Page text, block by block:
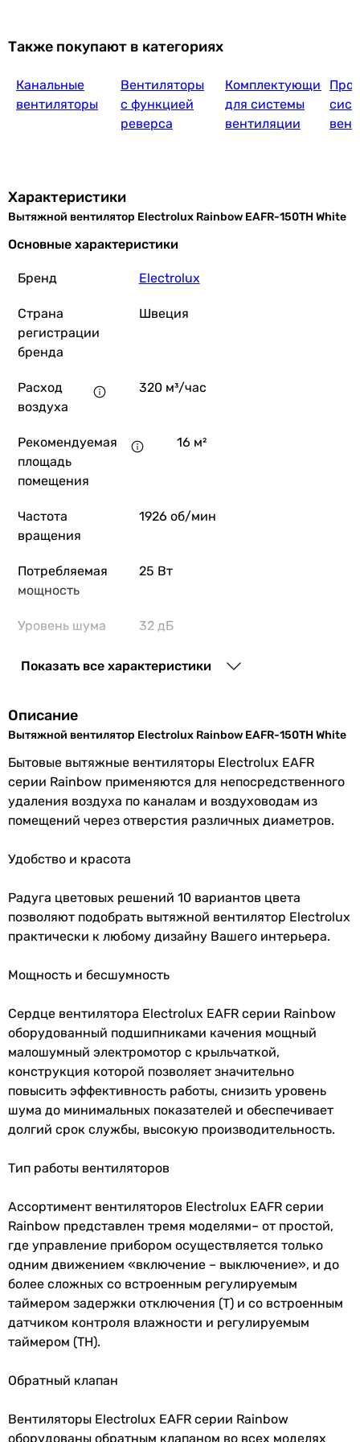
8 007грн
Soler&Palau Silent-300 CHZ
9 200грн
5 841грн
Расход воздуха
320 м³/час
309 м³/час
220, 315 м³/час
250 м³/час
265 м³/час
270 м³/час
16 м²
15 м²
16 м²
13 м²
13 м²
14 м²
16 м²
1926 об/мин
2400 об/мин
2400 об/мин
2400 об/мин
Потребляемая мощность
25 Вт
24 Вт
17, 19 Вт
26 Вт
29 Вт
17, 19 Вт
Уровень шума вентилятора
32 дБ
40 дБ
28, 33 дБ
38 дБ
37 дБ
32 дБ
28, 33 дБ
стандартный (от 28 до 35 дБ)
Также покупают в категориях
Канальные
вентиляторы
Вентиляторы
с функцией
реверса
Комплектующие
для системы
вентиляции
Характеристики
Вытяжной вентилятор Electrolux Rainbow EAFR-150TH White
Основные характеристики
Бренд Electrolux
Страна
регистрации
бренда
Швеция
Расход
воздуха
320 м³/час
Рекомендуемая
площадь
помещения
16 м²
Частота
вращения
1926 об/мин
Потребляемая
мощность
25 Вт
Уровень шума
32 дБ
Монтаж
настенный,потолочный
Тип осевой
и функции
шарикоподшипниках
Дополнительно декоративная панель
Материал
клапана
пластик
Настройки
таймера
задержки
выключения
(регулируемый)
Настройки
датчика
от 40 до 100 %
Максимальная
температура
перемещаемого
воздуха
40 °C
Количество
скоростей
1 шт
Покрытие
Производство Китай
Показать все характеристики
Описание
Вытяжной вентилятор Electrolux Rainbow EAFR-150TH White
Бытовые вытяжные вентиляторы Electrolux EAFR
серии Rainbow применяются для непосредственного
удаления воздуха по каналам и воздуховодам из
помещений через отверстия различных диаметров.
Удобство и красота
Радуга цветовых решений 10 вариантов цвета
позволяют подобрать вытяжной вентилятор Electrolux
практически к любому дизайну Вашего интерьера.
Мощность и бесшумность
Сердце вентилятора Electrolux EAFR серии Rainbow
оборудованный подшипниками качения мощный
малошумный электромотор с крыльчаткой,
конструкция которой позволяет значительно
повысить эффективность работы, снизить уровень
шума до минимальных показателей и обеспечивает
долгий срок службы, высокую производительность.
Тип работы вентиляторов
Ассортимент вентиляторов Electrolux EAFR серии
Rainbow представлен тремя моделями– от простой,
где управление прибором осуществляется только
одним движением «включение – выключение», и до
более сложных со встроенным регулируемым
таймером задержки отключения (Т) и со встроенным
датчиком контроля влажности и регулируемым
таймером (ТН).
Обратный клапан
Вентиляторы Electrolux EAFR серии Rainbow
оборудованы обратным клапаном во всех моделях